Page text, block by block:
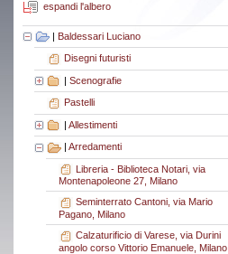
espandi l'albero
| Baldessari Luciano
Disegni futuristi
| Scenografie
Pastelli
| Allestimenti
Arredamenti
Libreria - Biblioteca Notari, via
Montenapoleone 27, Milano
Seminterrato Cantoni, via Mario
Pagano, Milano
Calzaturificio di Varese, via Durini
angolo corso Vittorio Emanuele, Milano